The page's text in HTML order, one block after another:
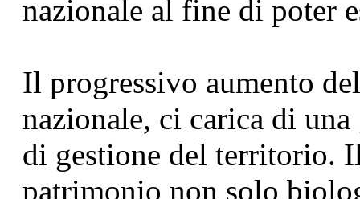
nazionale al fine di poter
Il progressivo aumento
nazionale, ci carica di
di gestione del territorio.
patrimonio non solo